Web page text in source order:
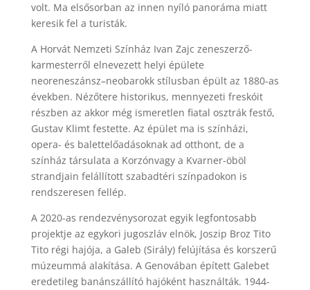
volt. Ma elsősorban az innen nyíló panoráma miatt
keresik fel a turisták.
A Horvát Nemzeti Színház Ivan Zajc zeneszerző-
karmesterről elnevezett helyi épülete
neoreneszánsz–neobarokk stílusban épült az 1880-as
években. Nézőtere historikus, mennyezeti freskóit
részben az akkor még ismeretlen fiatal osztrák festő,
Gustav Klimt festette. Az épület ma is színházi,
opera- és balettelőadásoknak ad otthont, de a
színház társulata a Korzónvagy a Kvarner-öböl
strandjain felállított szabadtéri színpadokon is
rendszeresen fellép.
A 2020-as rendezvénysorozat egyik legfontosabb
projektje az egykori jugoszláv elnök, Joszip Broz Tito
Tito régi hajója, a Galeb (Sirály) felújítása és korszerű
múzeummá alakítása. A Genovában épített Galebet
eredetileg banánszállító hajóként használták. 1944-